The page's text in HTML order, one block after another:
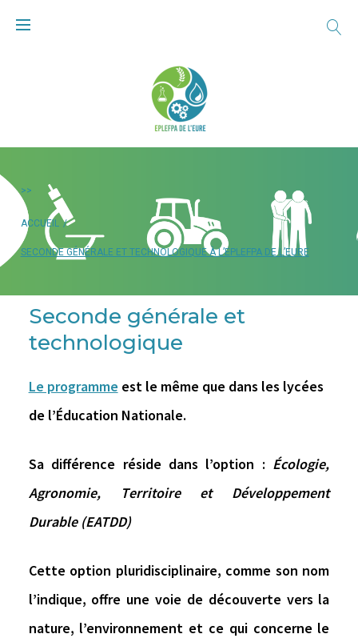
>>
ACCUEIL /
SECONDE GÉNÉRALE ET TECHNOLOGIQUE À L’EPLEFPA DE L’EURE
Seconde générale et
technologique
Le programme est le même que dans les lycées
de l’Éducation Nationale.
Sa différence réside dans l’option : Écologie,
Agronomie, Territoire etDéveloppement
Durable(EATDD)
Cette option pluridisciplinaire, comme son nom
l’indique, offre une voie de découverte vers la
nature, l’environnement et ce qui concerne le